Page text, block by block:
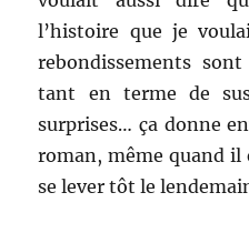
l’histoire que je
rebondissements
tant en terme de
surprises… ça donne
roman, même quand
se lever tôt le